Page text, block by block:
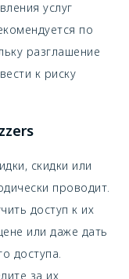
услуг
по
разглашение
к риску
скидки или
проводит.
доступ к их
или даже дать
доступа.
за их